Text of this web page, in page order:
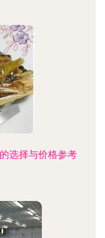
选择与价格参考